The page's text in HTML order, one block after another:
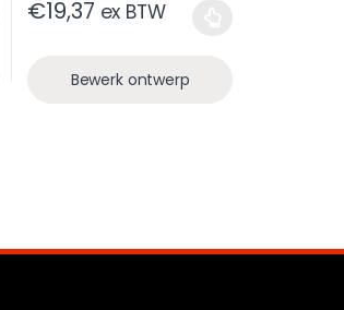
€19,37 ex BTW
Bewerk ontwerp